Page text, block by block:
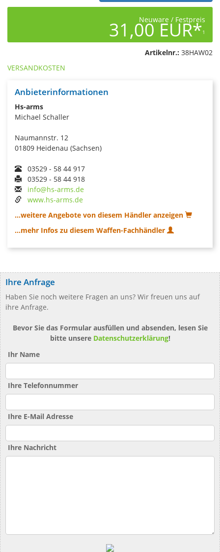
Neuware / Festpreis
31,00 EUR*1
Artikelnr.: 38HAW02
VERSANDKOSTEN
Anbieterinformationen
Hs-arms
Michael Schaller
Naumannstr. 12
01809 Heidenau (Sachsen)
03529 - 58 44 917
03529 - 58 44 918
info@hs-arms.de
www.hs-arms.de
...weitere Angebote von diesem Händler anzeigen
...mehr Infos zu diesem Waffen-Fachhändler
Ihre Anfrage
Haben Sie noch weitere Fragen an uns? Wir freuen uns auf
ihre Anfrage.
Bevor Sie das Formular ausfüllen und absenden, lesen Sie
bitte unsere Datenschutzerklärung!
Ihr Name
Ihre Telefonnummer
Ihre E-Mail Adresse
Ihre Nachricht